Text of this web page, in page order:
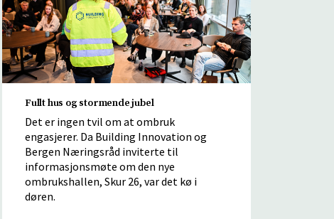
Fullt hus og stormende jubel
Det er ingen tvil om at ombruk
engasjerer. Da Building Innovation og
Bergen Næringsråd inviterte til
informasjonsmøte om den nye
ombrukshallen, Skur 26, var det kø i
døren.